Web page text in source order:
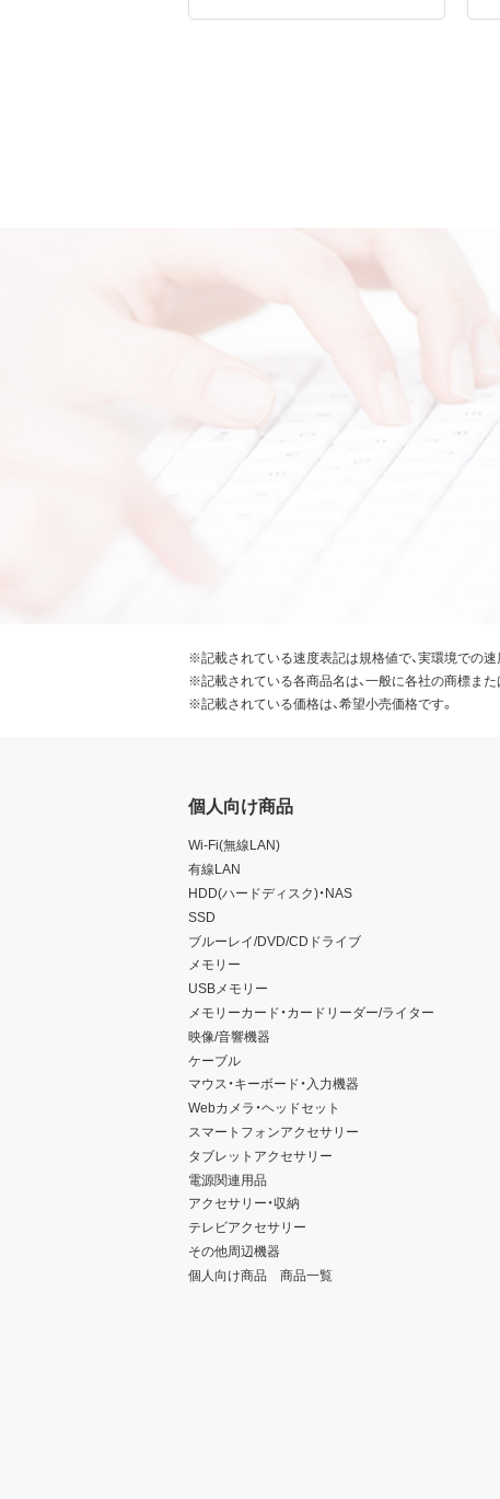
※記載されている速度表記は規格値で、実環境での速
※記載されている各商品名は、一般に各社の商標また
※記載されている価格は、希望小売価格です。
個人向け商品
Wi-Fi(無線LAN)
有線LAN
HDD(ハードディスク)・NAS
SSD
ブルーレイ/DVD/CDドライブ
メモリー
USBメモリー
メモリーカード・カードリーダー/ライター
映像/音響機器
ケーブル
マウス・キーボード・入力機器
Webカメラ・ヘッドセット
スマートフォンアクセサリー
タブレットアクセサリー
電源関連用品
アクセサリー・収納
テレビアクセサリー
その他周辺機器
個人向け商品 商品一覧